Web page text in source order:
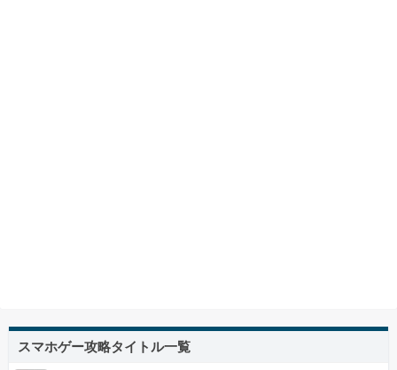
スマホゲー攻略タイトル一覧